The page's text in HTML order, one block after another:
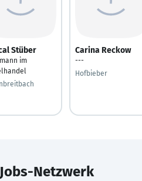
Stüber
im
Carina Reckow
---
Hofbieber
Netzwerk